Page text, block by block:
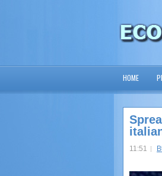
HOME
11:51